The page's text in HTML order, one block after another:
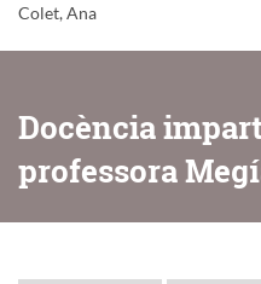
Colet, Ana
Docència
professora